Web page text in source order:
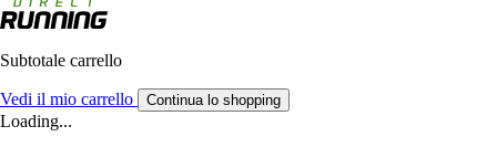
Subtotale carrello
Vedi il mio carrello Continua lo shopping
Loading...